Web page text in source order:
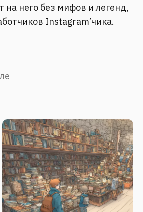
на него без мифов и легенд,
Instagram’чика.